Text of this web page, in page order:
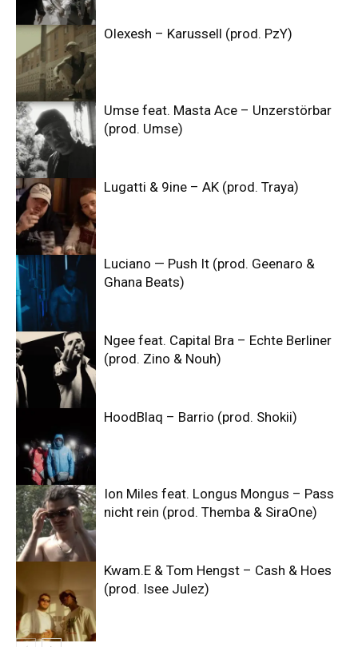
Olexesh – Karussell (prod. PzY)
Umse feat. Masta Ace – Unzerstörbar
(prod. Umse)
Lugatti & 9ine – AK (prod. Traya)
Luciano — Push It (prod. Geenaro &
Ghana Beats)
Ngee feat. Capital Bra – Echte Berliner
(prod. Zino & Nouh)
HoodBlaq – Barrio (prod. Shokii)
Ion Miles feat. Longus Mongus – Pass
nicht rein (prod. Themba & SiraOne)
Kwam.E & Tom Hengst – Cash & Hoes
(prod. Isee Julez)